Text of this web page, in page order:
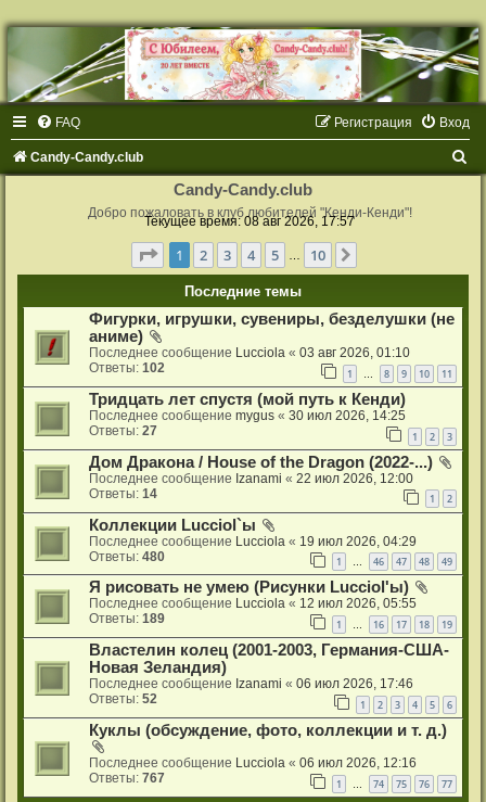
FAQ Вход
Регистрация
Candy-Candy.club
Candy-Candy.club
Добро пожаловать в клуб любителей "Кенди-Кенди"!
Текущее время: 08 авг 2026, 17:57
Страница из 10
1 2 3 4 5 10
Последние темы
Фигурки, игрушки, сувениры, безделушки (не
аниме)
Последнее сообщение Lucciola « 03 авг 2026, 01:10
Ответы: 102 1 8 9 10 11
Тридцать лет спустя (мой путь к Кенди)
Последнее сообщение mygus « 30 июл 2026, 14:25
Ответы: 27 1 2 3
Дом Дракона / House of the Dragon (2022-...)
Последнее сообщение Izanami « 22 июл 2026, 12:00
Ответы: 14 1 2
Коллекции Lucciol`ы
Последнее сообщение Lucciola « 19 июл 2026, 04:29
Ответы: 480 1 … 46 47 48 49
Я рисовать не умею (Рисунки Lucciol'ы)
Последнее сообщение Lucciola « 12 июл 2026, 05:55
Ответы: 189 1 … 16 17 18 19
Властелин колец (2001-2003, Германия-США-
Новая Зеландия)
Последнее сообщение Izanami « 06 июл 2026, 17:46
Ответы: 52 1 2 3 4 5 6
Куклы (обсуждение, фото, коллекции и т. д.)
Последнее сообщение Lucciola « 06 июл 2026, 12:16
Ответы: 767 1 74 75 76 77